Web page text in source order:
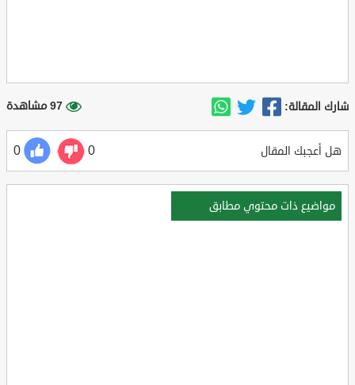
شارك المقالة: 97 مشاهدة
هل أعجبك المقال 0
0
مواضيع ذات محتوي مطابق